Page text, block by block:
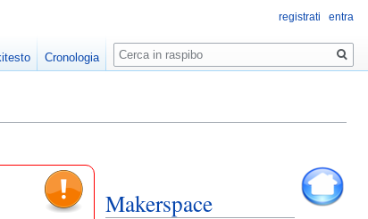
Makerspace
registrati entra
Cronologia
Ricerca